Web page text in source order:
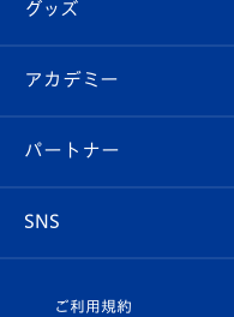
チケット
イベント
メディア
ホームタウン
スタッフプロフィール
マスコット紹介
Revive Team
ヴィヴィくんの長崎お
フォトギャラリー
スタジアムグルメ
V-LOVERS（ファンク
プレイヤーズスイート
グッズ
オンラインショップ
店舗情報
アカデミー
育成からのお知らせ
U-18
パートナー
SNS
ご利用規約